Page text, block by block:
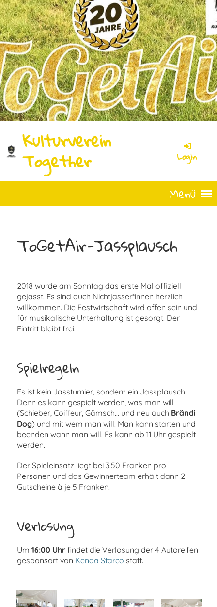
Kulturverein
Together Login
Menü
ToGetAir-Jassplausch
2018 wurde am Sonntag das erste Mal offiziell
gejasst. Es sind auch Nichtjasser*innen herzlich
willkommen. Die Festwirtschaft wird offen sein und
für musikalische Unterhaltung ist gesorgt. Der
Eintritt bleibt frei.
Spielregeln
Es ist kein Jassturnier, sondern ein Jassplausch.
Denn es kann gespielt werden, was man will
(Schieber, Coiffeur, Gämsch... und neu auch Brändi
Dog) und mit wem man will. Man kann starten und
beenden wann man will. Es kann ab 11 Uhr gespielt
werden.
Der Spieleinsatz liegt bei 3.50 Franken pro
Personen und das Gewinnerteam erhält dann 2
Gutscheine à je 5 Franken.
Verlosung
Um 16:00 Uhr findet die Verlosung der 4 Autoreifen
gesponsort von Kenda Starco statt.